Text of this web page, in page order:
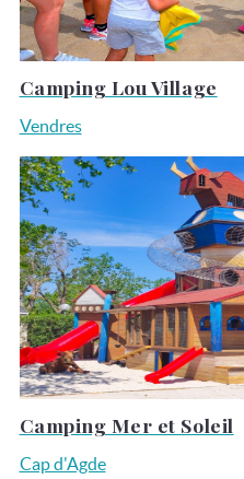
Camping Lou Village
Vendres
Camping Mer et Soleil
Cap d'Agde